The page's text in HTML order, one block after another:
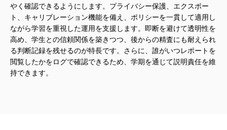
やく確認できるようにします。プライバシー保護、エクスポー
ト、キャリブレーション機能を備え、ポリシーを一貫して適用し
ながら学習を重視した運用を支援します。即断を避けて透明性を
高め、学生との信頼関係を築きつつ、後からの精査にも耐えられ
る判断記録を残せるのが特長です。さらに、誰がいつレポートを
閲覧したかをログで確認できるため、学期を通じて説明責任を維
持できます。